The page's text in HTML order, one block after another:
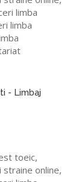
- Limbaj